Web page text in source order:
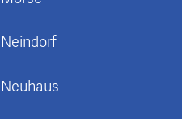
Neindorf
Neuhaus